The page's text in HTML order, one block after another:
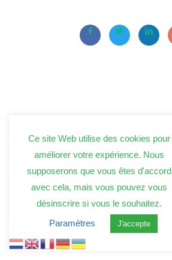
Ce site Web utilise des cookies pour
améliorer votre expérience. Nous
supposerons que vous êtes d'accord
avec cela, mais vous pouvez vous
désinscrire si vous le souhaitez.
Paramètres
J'accepte